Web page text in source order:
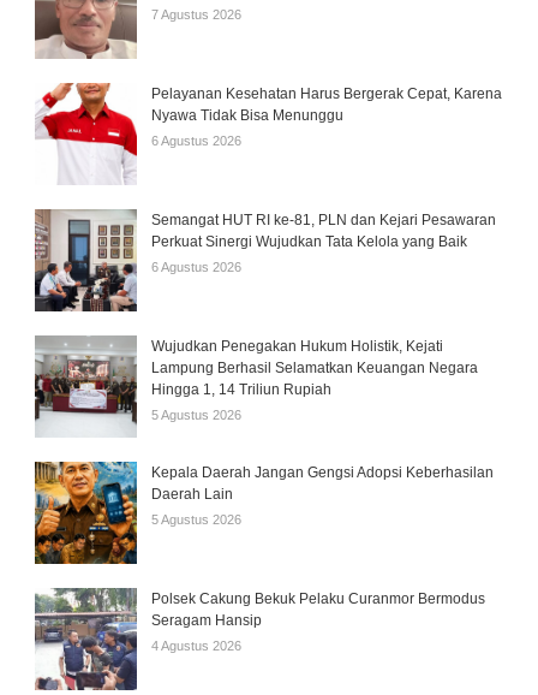
7 Agustus 2026
Pelayanan Kesehatan Harus Bergerak Cepat, Karena
Nyawa Tidak Bisa Menunggu
6 Agustus 2026
Semangat HUT RI ke-81, PLN dan Kejari Pesawaran
Perkuat Sinergi Wujudkan Tata Kelola yang Baik
6 Agustus 2026
Wujudkan Penegakan Hukum Holistik, Kejati
Lampung Berhasil Selamatkan Keuangan Negara
Hingga 1, 14 Triliun Rupiah
5 Agustus 2026
Kepala Daerah Jangan Gengsi Adopsi Keberhasilan
Daerah Lain
5 Agustus 2026
Polsek Cakung Bekuk Pelaku Curanmor Bermodus
Seragam Hansip
4 Agustus 2026